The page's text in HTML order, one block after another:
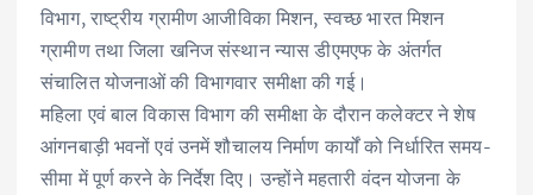
विभाग, राष्ट्रीय ग्रामीण आजीविका मिशन, स्वच्छ भारत मिशन
ग्रामीण तथा जिला खनिज संस्थान न्यास डीएमएफ के अंतर्गत
संचालित योजनाओं की विभागवार समीक्षा की गई।
महिला एवं बाल विकास विभाग की समीक्षा के दौरान कलेक्टर ने शेष
आंगनबाड़ी भवनों एवं उनमें शौचालय निर्माण कार्यों को निर्धारित समय-
सीमा में पूर्ण करने के निर्देश दिए। उन्होंने महतारी वंदन योजना के